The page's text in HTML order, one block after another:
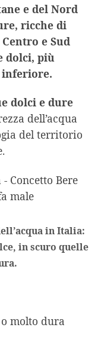
e del Nord
ricche di
e Sud
dolci, più
inferiore.
dolci e dure
dell’acqua
del territorio
in Italia:
in scuro quelle
molto dura